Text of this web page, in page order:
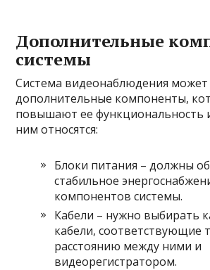
Дополнительные
системы
Система видеонаблюдения
дополнительные компоненты,
повышают ее функциональность
ним относятся:
Блоки питания – должны
стабильное
компонентов системы.
Кабели – нужно выбирать
кабели, соответствующие
расстоянию между ними и
видеорегистратором.